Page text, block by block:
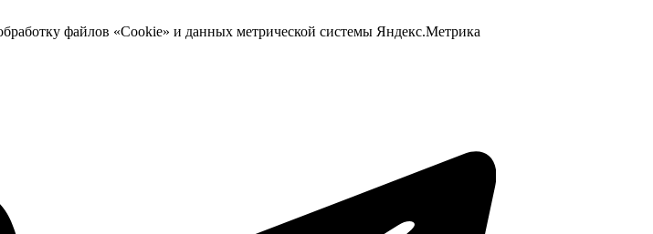
файлов «Cookie» и данных метрической системы Яндекс.Метрика